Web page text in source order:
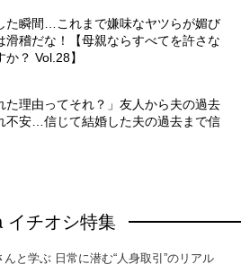
た瞬間…これまで嫌味なヤツらが媚び
滑稽だな！【母親ならすべてを許さな
？ Vol.28】
た理由ってそれ？」友人から夫の過去
不安…信じて結婚した夫の過去まで信
イチオシ特集
んと学ぶ 日常に潜む“人身取引”のリアル